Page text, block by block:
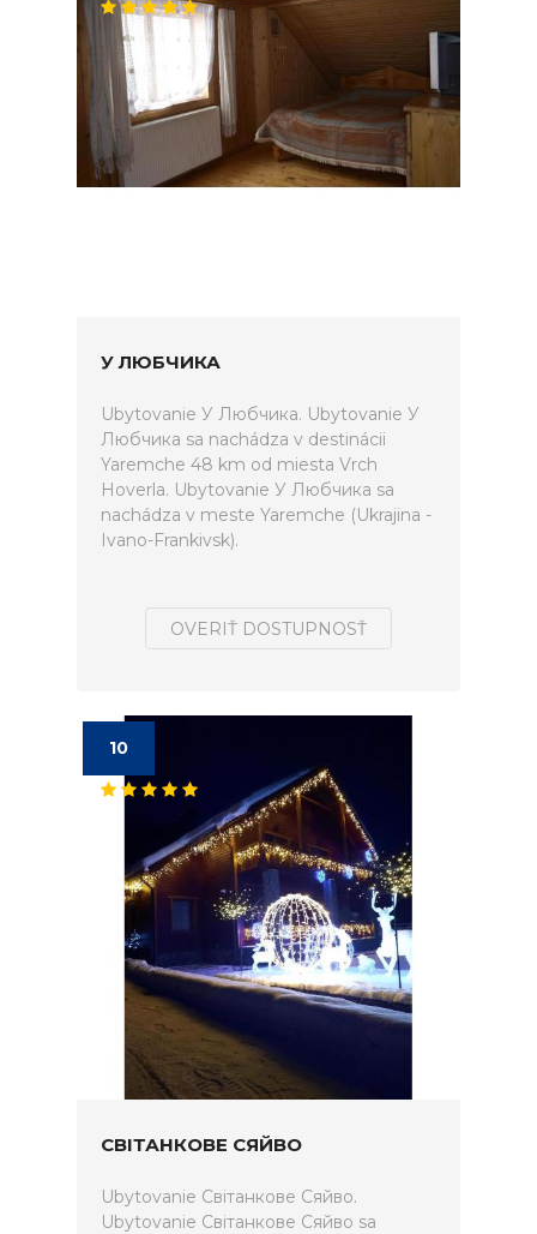
У ЛЮБЧИКА
Ubytovanie У Любчика. Ubytovanie У
Любчика sa nachádza v destinácii
Yaremche 48 km od miesta Vrch
Hoverla. Ubytovanie У Любчика sa
nachádza v meste Yaremche (Ukrajina -
Ivano-Frankivsk).
OVERIŤ DOSTUPNOSŤ
10
СВІТАНКОВЕ СЯЙВО
Ubytovanie Світанкове Сяйво.
Ubytovanie Світанкове Сяйво sa